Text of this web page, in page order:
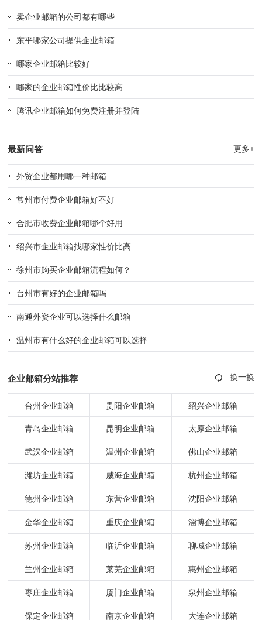
卖企业邮箱的公司都有哪些
东平哪家公司提供企业邮箱
哪家企业邮箱比较好
哪家的企业邮箱性价比比较高
腾讯企业邮箱如何免费注册并登陆
最新问答 更多+
外贸企业都用哪一种邮箱
常州市付费企业邮箱好不好
合肥市收费企业邮箱哪个好用
绍兴市企业邮箱找哪家性价比高
徐州市购买企业邮箱流程如何？
台州市有好的企业邮箱吗
南通外资企业可以选择什么邮箱
温州市有什么好的企业邮箱可以选择
企业邮箱分站推荐
台州企业邮箱 贵阳企业邮箱 绍兴企业邮箱
青岛企业邮箱 昆明企业邮箱 太原企业邮箱
武汉企业邮箱 温州企业邮箱 佛山企业邮箱
潍坊企业邮箱 威海企业邮箱 杭州企业邮箱
德州企业邮箱 东营企业邮箱 沈阳企业邮箱
金华企业邮箱 重庆企业邮箱 淄博企业邮箱
苏州企业邮箱 临沂企业邮箱 聊城企业邮箱
兰州企业邮箱 莱芜企业邮箱 惠州企业邮箱
枣庄企业邮箱 厦门企业邮箱 泉州企业邮箱
保定企业邮箱 南京企业邮箱 大连企业邮箱